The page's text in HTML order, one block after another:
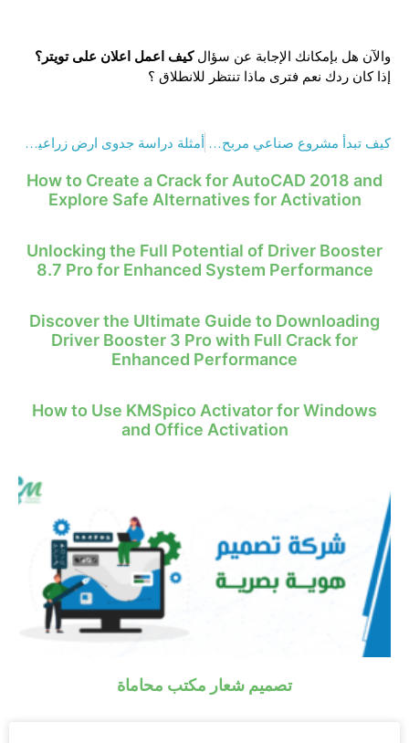
والآن هل بإمكانك الإجابة عن سؤالكيف اعمل اعلان على تويتر؟
إذا كان ردك نعم فترى ماذا تنتظر للانطلاق ؟
كيف تبدأ مشروع صناعي مربح 2023 ؟ أمثلة دراسة جدوى ارض زراعية لمشروعات تضمن لك النجاح
How to Create a Crack for AutoCAD 2018 and
Explore Safe Alternatives for Activation
Unlocking the Full Potential of Driver Booster
8.7 Pro for Enhanced System Performance
Discover the Ultimate Guide to Downloading
Driver Booster 3 Pro with Full Crack for
Enhanced Performance
How to Use KMSpico Activator for Windows
and Office Activation
تصميم شعار مكتب محاماة